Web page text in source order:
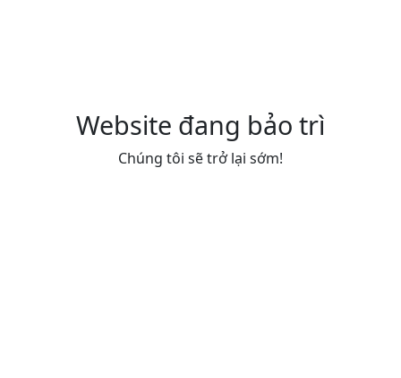
Website đang bảo trì
Chúng tôi sẽ trở lại sớm!